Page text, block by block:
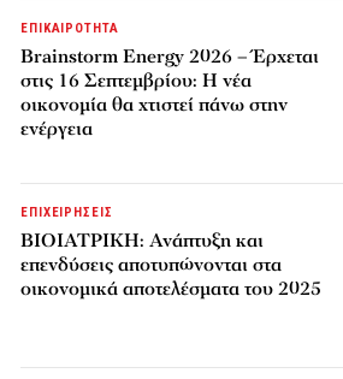
ΕΠΙΚΑΙΡΟΤΗΤΑ
Brainstorm Energy 2026 – Έρχεται
στις 16 Σεπτεμβρίου: Η νέα
οικονομία θα χτιστεί πάνω στην
ενέργεια
ΕΠΙΧΕΙΡΗΣΕΙΣ
ΒΙΟΙΑΤΡΙΚΗ: Ανάπτυξη και
επενδύσεις αποτυπώνονται στα
οικονομικά αποτελέσματα του 2025